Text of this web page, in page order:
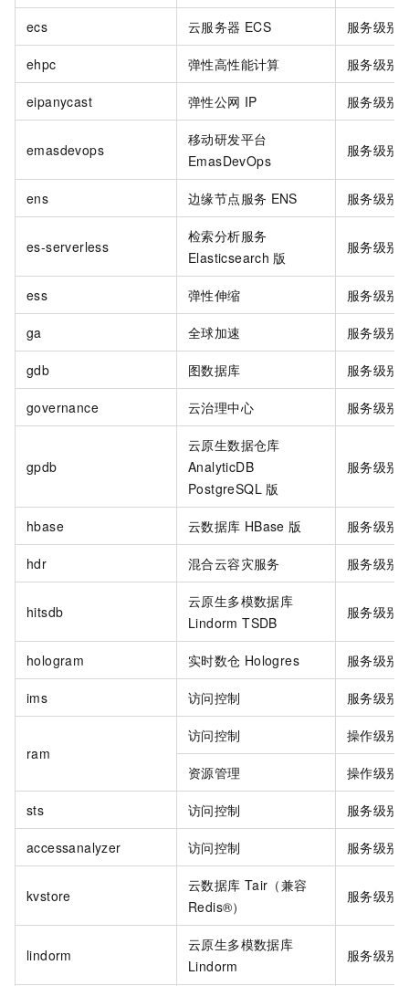
ecs 云服务器 ECS 服务级别
ehpc 弹性高性能计算 服务级别
eipanycast 弹性公网 IP 服务级别
emasdevops
移动研发平台
EmasDevOps
服务级别
ens 边缘节点服务 ENS 服务级别
es-serverless
检索分析服务
Elasticsearch 版
服务级别
ess 弹性伸缩 服务级别
ga 全球加速 服务级别
gdb 图数据库 服务级别
governance 云治理中心 服务级别
gpdb
云原生数据仓库
AnalyticDB
PostgreSQL 版
服务级别
hbase 云数据库 HBase 版 服务级别
hdr 混合云容灾服务 服务级别
hitsdb
云原生多模数据库
Lindorm TSDB
服务级别
hologram 实时数仓 Hologres 服务级别
ims 访问控制 服务级别
ram
访问控制 操作级别
资源管理 操作级别
sts 访问控制 服务级别
accessanalyzer 访问控制 服务级别
kvstore
云数据库 Tair（兼容
Redis®）
服务级别
lindorm
云原生多模数据库
Lindorm
服务级别